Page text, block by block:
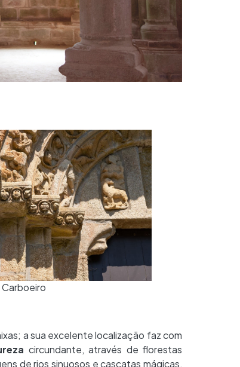
a sua excelente localização faz com
circundante, através de florestas
de rios sinuosos e cascatas mágicas,